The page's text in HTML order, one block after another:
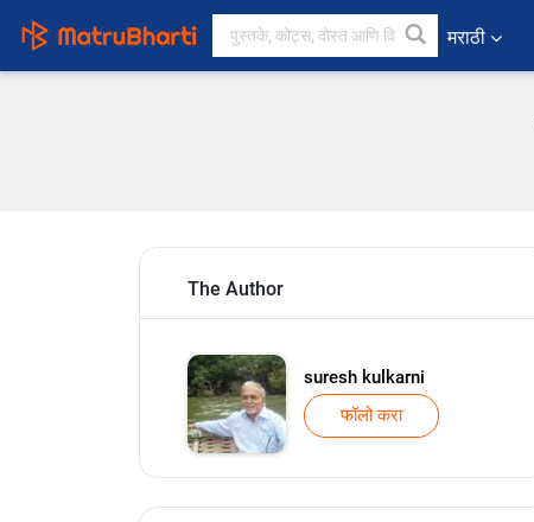
मराठी
The Author
suresh kulkarni
फॉलो करा